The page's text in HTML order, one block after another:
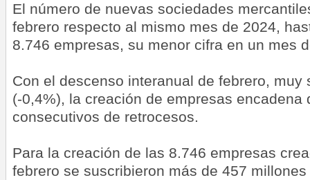
El número de nuevas sociedades
febrero respecto al mismo mes de 2024,
8.746 empresas, su menor cifra en un mes
Con el descenso interanual de febrero, muy
(-0,4%), la creación de empresas encadena
consecutivos de retrocesos.
Para la creación de las 8.746 empresas
febrero se suscribieron más de 457